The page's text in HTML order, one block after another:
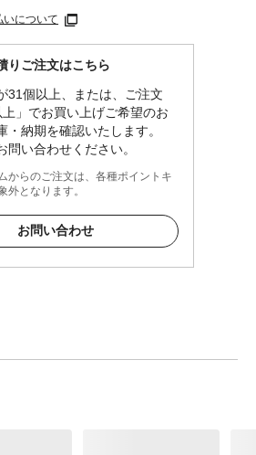
いについて
りご注文はこちら
31個以上、または、ご注文
」でお買い上げご希望のお
・納期を確認いたします。
問い合わせください。
からのご注文は、各種ポイントキ
外となります。
お問い合わせ